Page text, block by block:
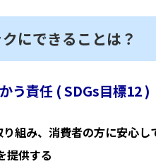
にできることは？
う責任 ( SDGs目標12 )
り組み、消費者の方に安心し
提供する